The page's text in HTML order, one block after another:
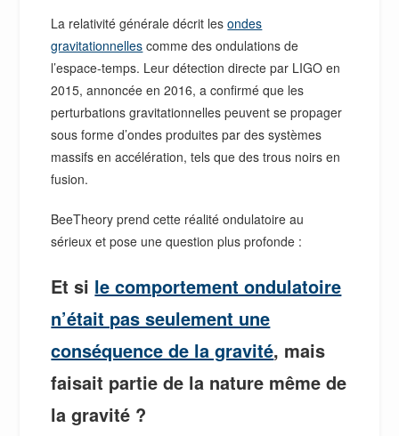
La relativité générale décrit lesondes
gravitationnelles comme des ondulations de
l’espace-temps. Leur détection directe par LIGO en
2015, annoncée en 2016, a confirmé que les
perturbations gravitationnelles peuvent se propager
sous forme d’ondes produites par des systèmes
massifs en accélération, tels que des trous noirs en
fusion.
BeeTheory prend cette réalité ondulatoire au
sérieux et pose une question plus profonde :
Et si le comportement ondulatoire
n’était pas seulement une
conséquence de la gravité, mais
faisait partie de la nature même de
la gravité ?